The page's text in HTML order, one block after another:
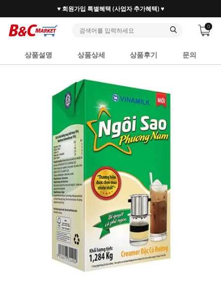
30만 홈베이커 1.2만 사업자가 즐겨찾는 마켓리더
0
상품설명 상품상세 상품후기 문의